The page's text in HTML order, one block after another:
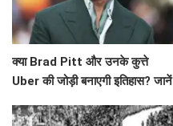
क्या Brad Pitt और उनके कुत्ते
Uber की जोड़ी बनाएगी इतिहास? जानें